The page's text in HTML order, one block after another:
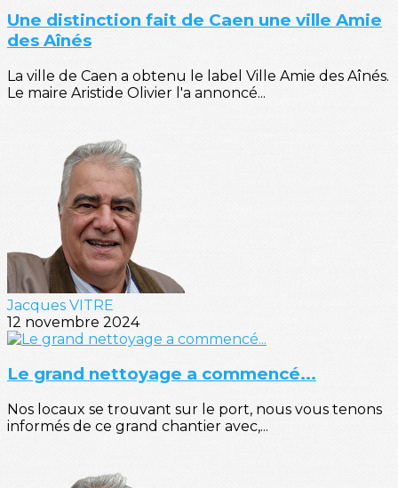
Une distinction fait de Caen une ville Amie
des Aînés
La ville de Caen a obtenu le label Ville Amie des Aînés.
Le maire Aristide Olivier l'a annoncé...
Jacques VITRE
12 novembre 2024
Le grand nettoyage a commencé...
Nos locaux se trouvant sur le port, nous vous tenons
informés de ce grand chantier avec,...